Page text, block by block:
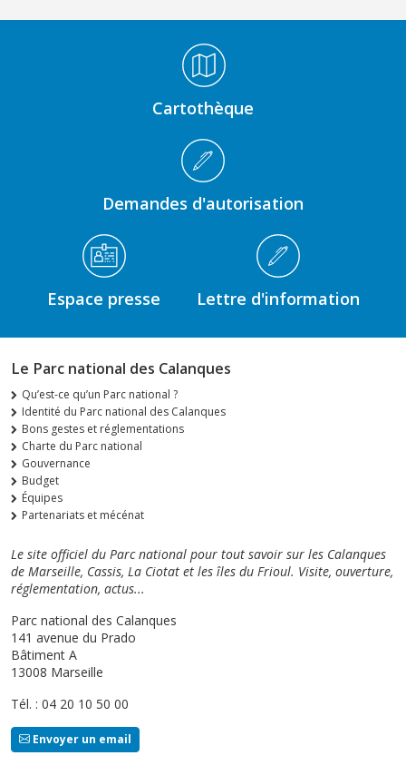
Cartothèque
Demandes d'autorisation
Espace presse Lettre d'information
Le Parc national des Calanques
Qu’est-ce qu’un Parc national ?
Identité du Parc national des Calanques
Bons gestes et réglementations
Charte du Parc national
Gouvernance
Budget
Équipes
Partenariats et mécénat
Le site officiel du Parc national pour tout savoir sur les Calanques
de Marseille, Cassis, La Ciotat et les îles du Frioul. Visite, ouverture,
réglementation, actus...
Parc national des Calanques
141 avenue du Prado
Bâtiment A
13008 Marseille
Tél. : 04 20 10 50 00
Envoyer un email